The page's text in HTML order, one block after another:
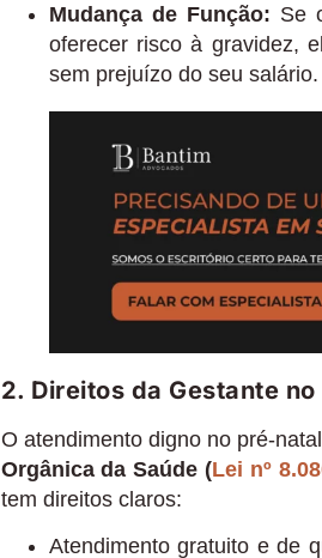
Mudança de Função: Se
oferecer risco à gravidez,
sem prejuízo do seu
2. Direitos da Gestante
O atendimento digno no pré-
Orgânica da Saúde (Lei nº
tem direitos claros:
Atendimento gratuito e de